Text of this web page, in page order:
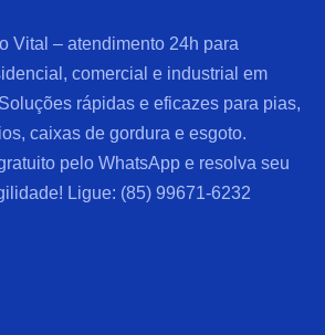
Vital – atendimento 24h para
comercial e industrial em
rápidas e eficazes para pias,
caixas de gordura e esgoto.
pelo WhatsApp e resolva seu
Ligue: (85) 99671-6232